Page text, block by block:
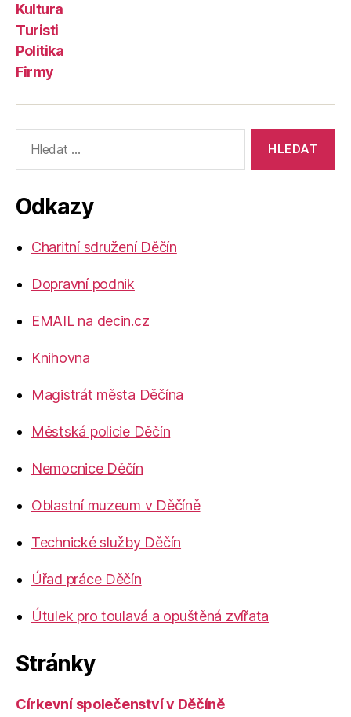
Kultura
Turisti
Politika
Firmy
vyhledávání:
Odkazy
Charitní sdružení Děčín
Dopravní podnik
EMAIL na decin.cz
Knihovna
Magistrát města Děčína
Městská policie Děčín
Nemocnice Děčín
Oblastní muzeum v Děčíně
Technické služby Děčín
Úřad práce Děčín
Útulek pro toulavá a opuštěná zvířata
Stránky
Církevní společenství v Děčíně